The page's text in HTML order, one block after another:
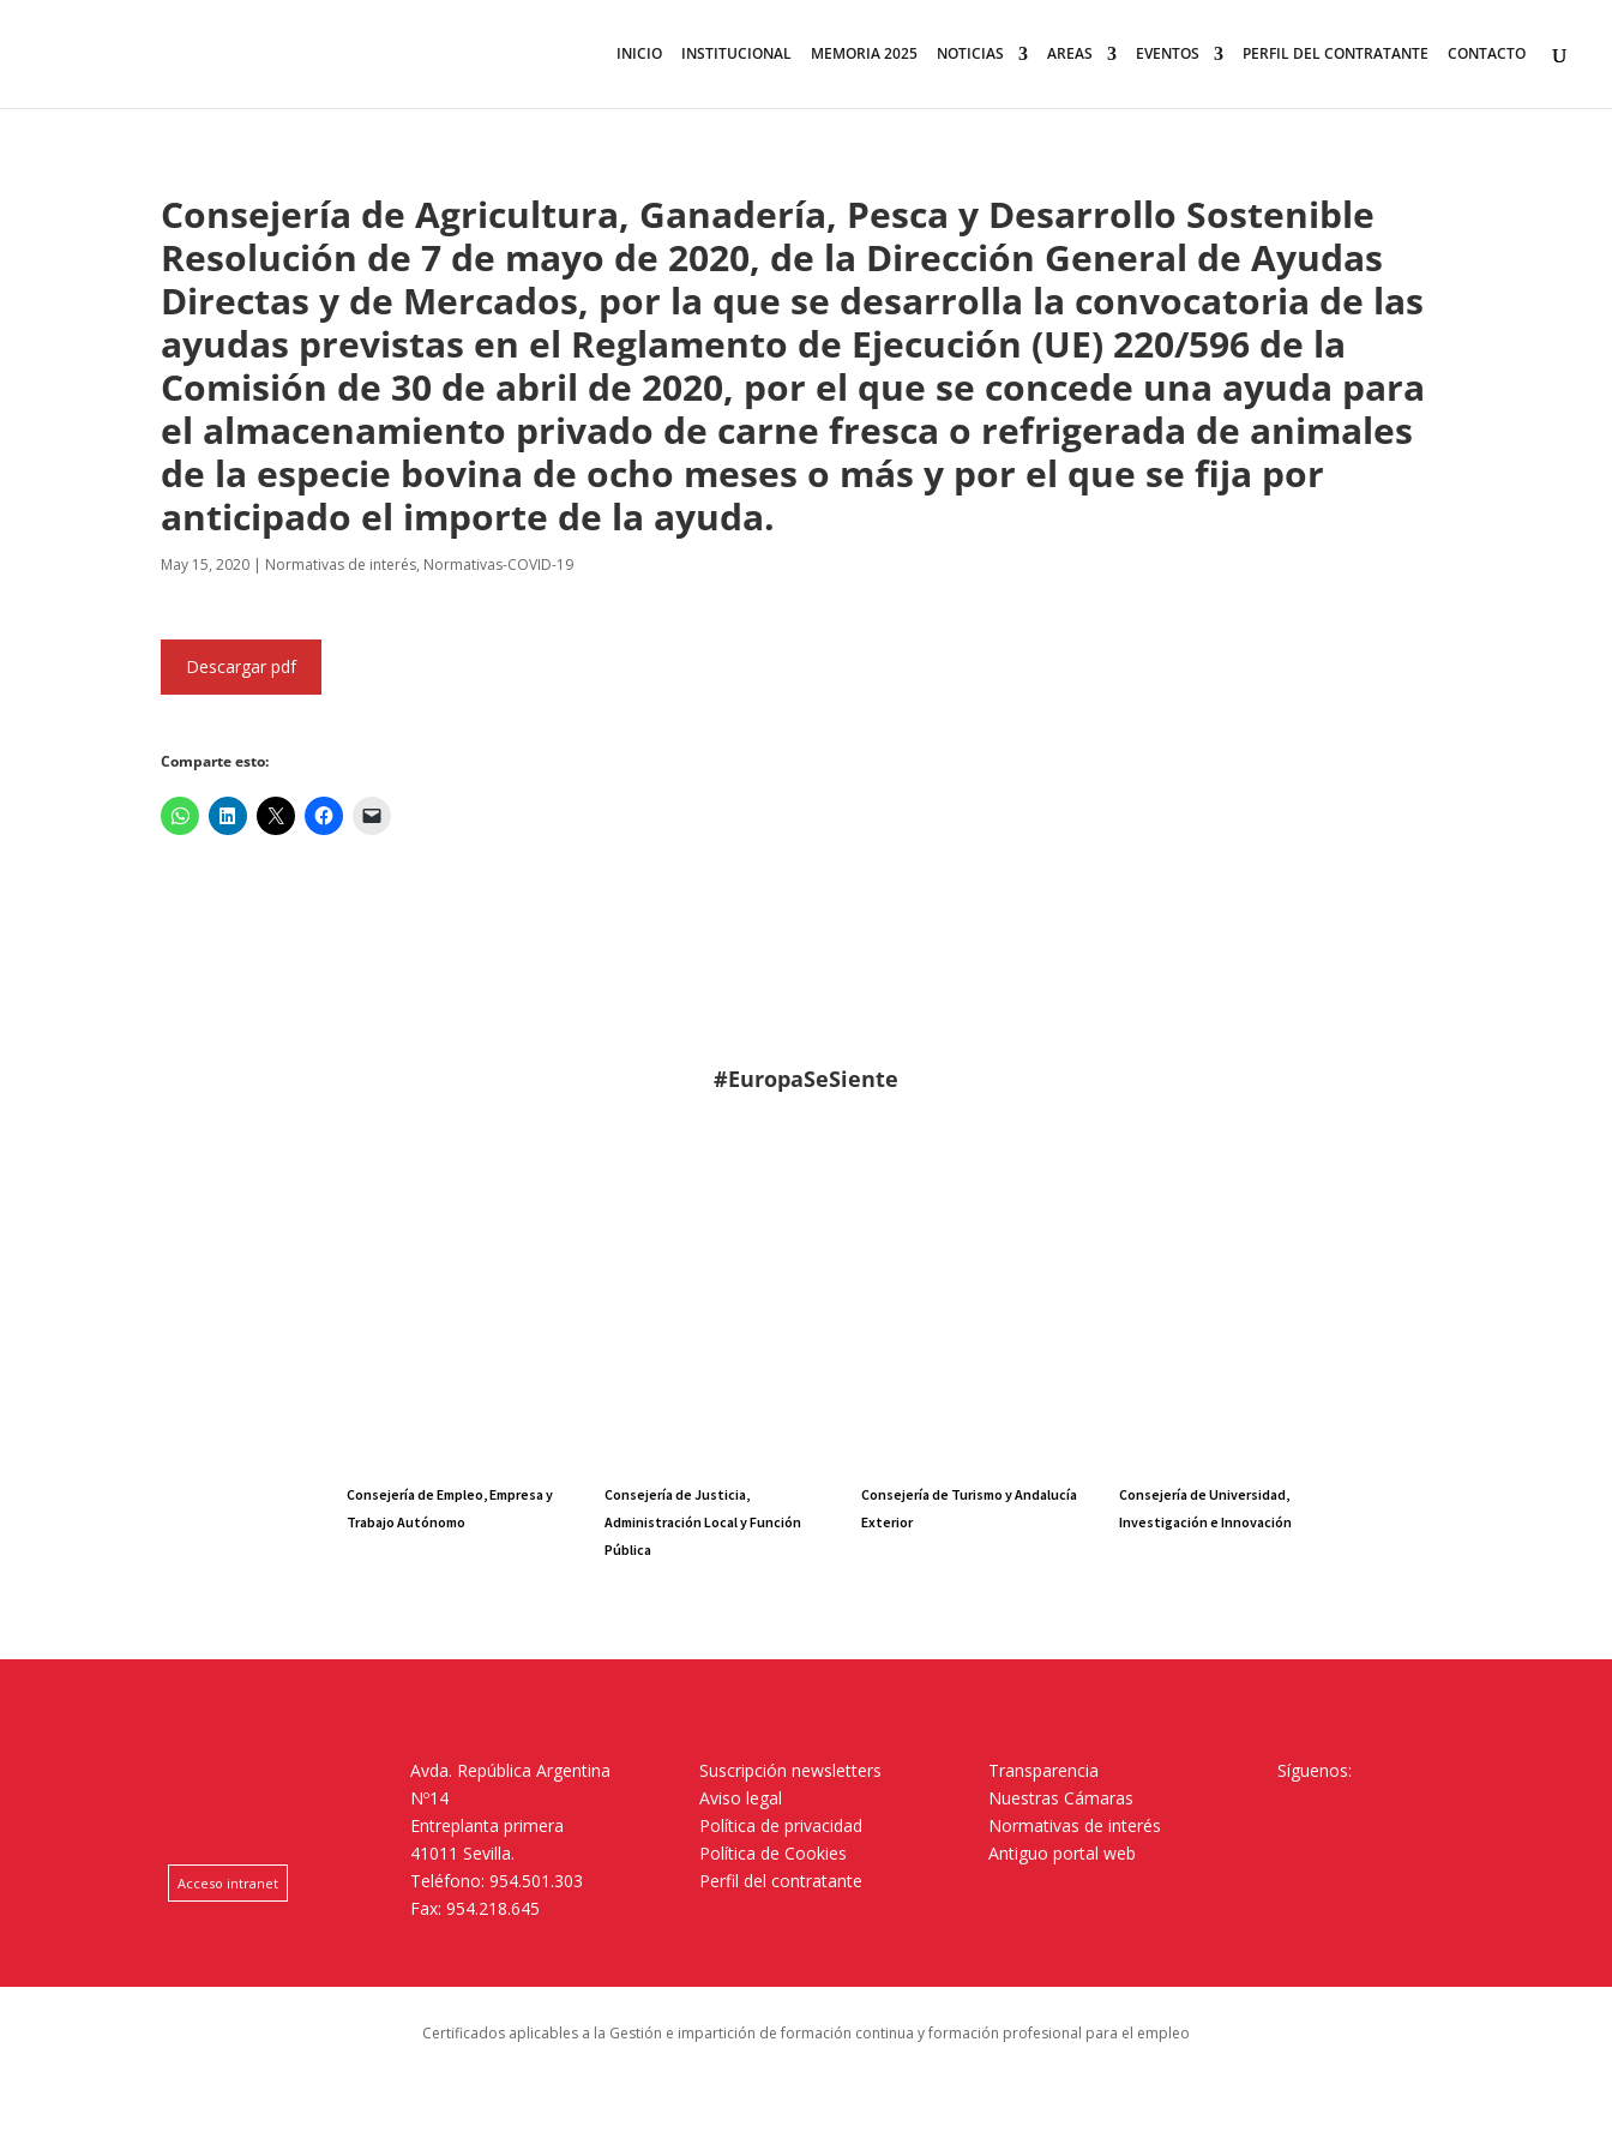
INICIO INSTITUCIONAL MEMORIA 2025 NOTICIAS AREAS EVENTOS PERFIL DEL CONTRATANTE CONTACTO
Consejería de Agricultura, Ganadería, Pesca y Desarrollo Sostenible
Resolución de 7 de mayo de 2020, de la Dirección General de Ayudas
Directas y de Mercados, por la que se desarrolla la convocatoria de las
ayudas previstas en el Reglamento de Ejecución (UE) 220/596 de la
Comisión de 30 de abril de 2020, por el que se concede una ayuda para
el almacenamiento privado de carne fresca o refrigerada de animales
de la especie bovina de ocho meses o más y por el que se fija por
anticipado el importe de la ayuda.
May 15, 2020 | Normativas de interés, Normativas-COVID-19
Descargar pdf
Comparte esto:
#EuropaSeSiente
Consejería de Empleo, Empresa y
Trabajo Autónomo
Consejería de Justicia,
Administración Local y Función
Pública
Consejería de Turismo y Andalucía
Exterior
Consejería de Universidad,
Investigación e Innovación
Acceso intranet
Avda. República Argentina
Nº14
Entreplanta primera
41011 Sevilla.
Teléfono: 954.501.303
Fax: 954.218.645
Suscripción newsletters
Aviso legal
Política de privacidad
Política de Cookies
Perfil del contratante
Transparencia
Nuestras Cámaras
Normativas de interés
Antiguo portal web
Síguenos:
Certificados aplicables a la Gestión e impartición de formación continua y formación profesional para el empleo